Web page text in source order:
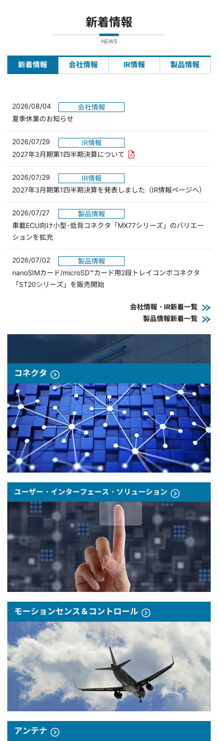
新着情報
NEWS
新着情報 会社情報 IR情報 製品情報
2026/08/04
会社情報
夏季休業のお知らせ
2026/07/29
IR情報
2027年3月期第1四半期決算について PDFリンクを新しいウィンド
2026/07/29
IR情報
2027年3月期第1四半期決算を発表しました（IR情報ページへ）
2026/07/27
製品情報
車載ECU向け小型･低背コネクタ「MX77シリーズ」のバリエー
ションを拡充
2026/07/02
製品情報
nanoSIMカード/microSD™カード用2段トレイコンボコネクタ
「ST20シリーズ」を販売開始
会社情報・IR新着一覧
製品情報新着一覧
コネクタ
ユーザー・インターフェース・ソリューション
モーションセンス＆コントロール
アンテナ